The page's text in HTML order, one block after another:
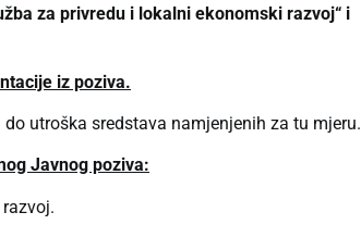
za privredu i lokalni ekonomski razvoj“ i
iz poziva.
utroška sredstava namjenjenih za tu mjeru.
Javnog poziva: